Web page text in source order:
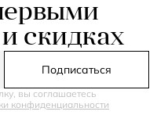
скидках
Подписаться
вы соглашаетесь
конфиденциальности